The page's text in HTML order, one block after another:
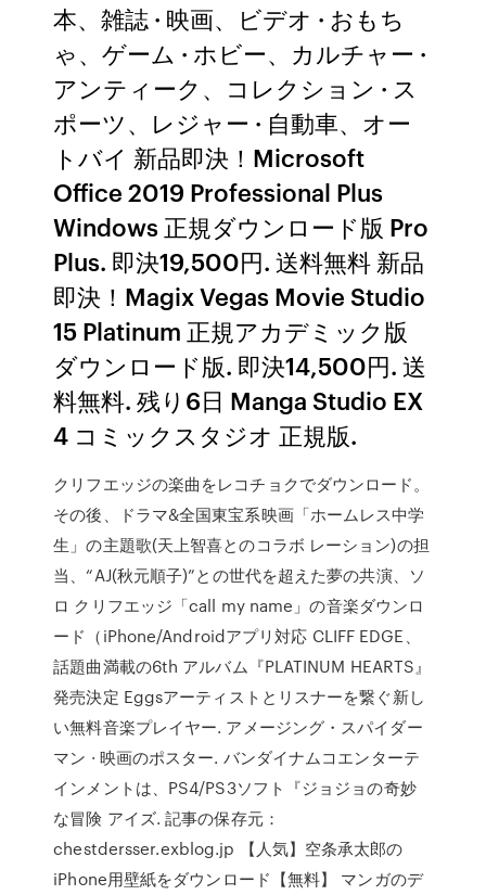
本、雑誌 · 映画、ビデオ · おもち
ゃ、ゲーム · ホビー、カルチャー ·
アンティーク、コレクション · ス
ポーツ、レジャー · 自動車、オー
トバイ 新品即決！Microsoft
Office 2019 Professional Plus
Windows 正規ダウンロード版 Pro
Plus. 即決19,500円. 送料無料 新品
即決！Magix Vegas Movie Studio
15 Platinum 正規アカデミック版
ダウンロード版. 即決14,500円. 送
料無料. 残り6日 Manga Studio EX
4 コミックスタジオ 正規版.
クリフエッジの楽曲をレコチョクでダウンロード。
その後、ドラマ&全国東宝系映画「ホームレス中学
生」の主題歌(天上智喜とのコラボ レーション)の担
当、“AJ(秋元順子)”との世代を超えた夢の共演、ソ
ロ クリフエッジ「call my name」の音楽ダウンロ
ード（iPhone/Androidアプリ対応 CLIFF EDGE、
話題曲満載の6th アルバム『PLATINUM HEARTS』
発売決定 Eggsアーティストとリスナーを繋ぐ新し
い無料音楽プレイヤー. アメージング・スパイダー
マン · 映画のポスター. バンダイナムコエンターテ
インメントは、PS4/PS3ソフト『ジョジョの奇妙
な冒険 アイズ. 記事の保存元：
chestdersser.exblog.jp 【人気】空条承太郎の
iPhone用壁紙をダウンロード【無料】 マンガのデ